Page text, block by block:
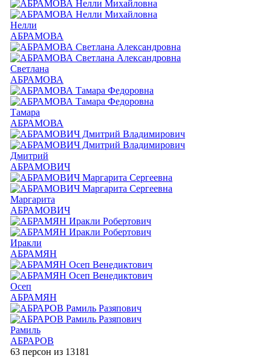
Нелли
АБРАМОВА
Светлана
АБРАМОВА
Тамара
АБРАМОВА
Дмитрий
АБРАМОВИЧ
Маргарита
АБРАМОВИЧ
Иракли
АБРАМЯН
Осеп
АБРАМЯН
Рамиль
АБРАРОВ
63 персон из 13181